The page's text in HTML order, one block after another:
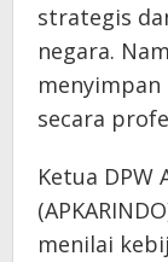
strategis
negara.
secara
Ketua DPW
menilai